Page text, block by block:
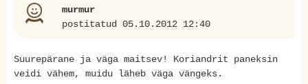
murmur
postitatud 05.10.2012 12:40
Suurepärane ja väga maitsev! Koriandrit paneksin
veidi vähem, muidu läheb väga vängeks.